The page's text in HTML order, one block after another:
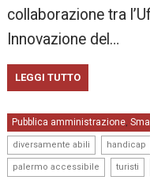
collaborazione tra
Innovazione del…
LEGGI TUTTO
Pubblica amministrazione,
diversamente abili handicap
palermo accessibile turisti